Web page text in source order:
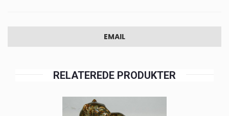
EMAIL
RELATEREDE PRODUKTER